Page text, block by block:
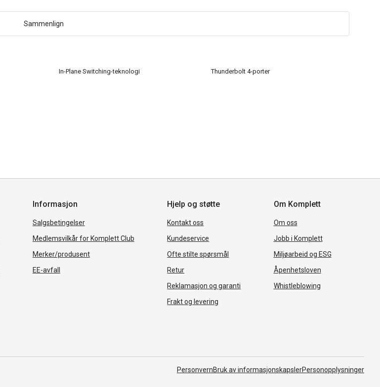
In-Plane Switching-teknologi
Thunderbolt 4-porter
Sammenlign
Informasjon
Salgsbetingelser
Medlemsvilkår for Komplett Club
Merker/produsent
EE-avfall
Hjelp og støtte
Kontakt oss
Kundeservice
Ofte stilte spørsmål
Retur
Reklamasjon og garanti
Frakt og levering
Om Komplett
Om oss
Jobb i Komplett
Miljøarbeid og ESG
Åpenhetsloven
Whistleblowing
PersonvernBruk av informasjonskapslerPersonopplysninger